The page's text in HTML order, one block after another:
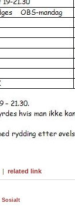
| related link
Sosialt